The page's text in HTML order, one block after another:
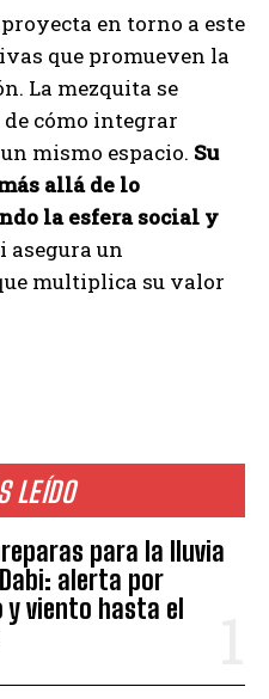
LEÍDO
para la lluvia
alerta por
viento hasta el
en torno a este
que promueven la
La mezquita se
cómo integrar
mismo espacio. Su
allá de lo
la esfera social y
asegura un
multiplica su valor